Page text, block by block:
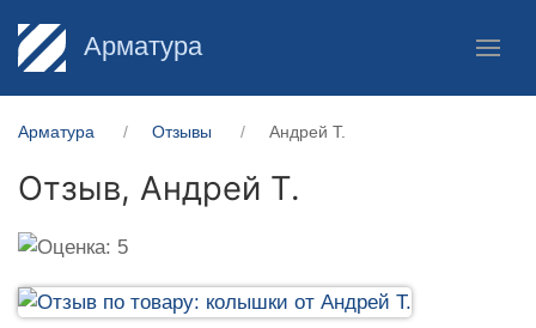
Арматура
Арматура Отзывы Андрей Т.
Отзыв, Андрей Т.